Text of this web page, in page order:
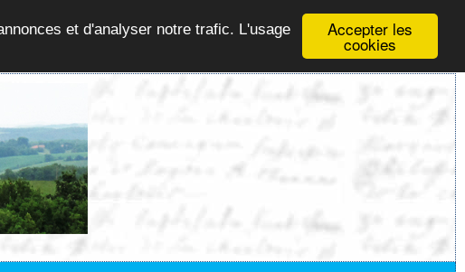
Accepter les
cookies
et d'analyser notre trafic. L'usage